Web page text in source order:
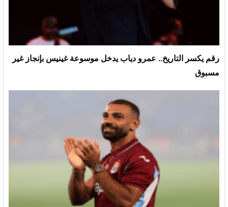
رقم يكسر التاريخ.. عمرو دياب يدخل موسوعة غينيس بإنجاز غير
مسبوق